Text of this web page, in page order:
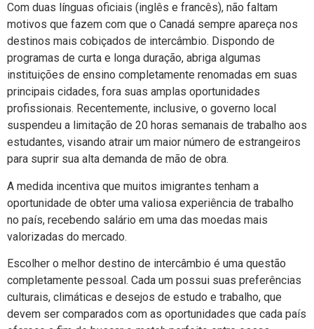
Com duas línguas oficiais (inglês e francês), não faltam
motivos que fazem com que o Canadá sempre apareça nos
destinos mais cobiçados de intercâmbio. Dispondo de
programas de curta e longa duração, abriga algumas
instituições de ensino completamente renomadas em suas
principais cidades, fora suas amplas oportunidades
profissionais. Recentemente, inclusive, o governo local
suspendeu a limitação de 20 horas semanais de trabalho aos
estudantes, visando atrair um maior número de estrangeiros
para suprir sua alta demanda de mão de obra.
A medida incentiva que muitos imigrantes tenham a
oportunidade de obter uma valiosa experiência de trabalho
no país, recebendo salário em uma das moedas mais
valorizadas do mercado.
Escolher o melhor destino de intercâmbio é uma questão
completamente pessoal. Cada um possui suas preferências
culturais, climáticas e desejos de estudo e trabalho, que
devem ser comparados com as oportunidades que cada país